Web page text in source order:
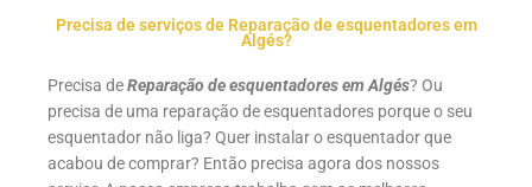
Precisa de serviços de Reparação de esquentadores em
Algés?
Precisa deReparação de esquentadores em Algés? Ou
precisa de uma reparação de esquentadores porque o seu
esquentador não liga? Quer instalar o esquentador que
acabou de comprar? Então precisa agora dos nossos